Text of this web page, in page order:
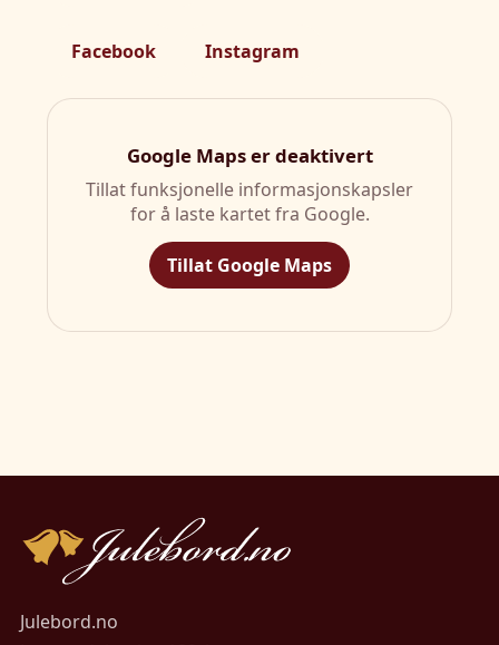
Facebook Instagram
Google Maps er deaktivert
Tillat funksjonelle informasjonskapsler
for å laste kartet fra Google.
Tillat Google Maps
Julebord.no